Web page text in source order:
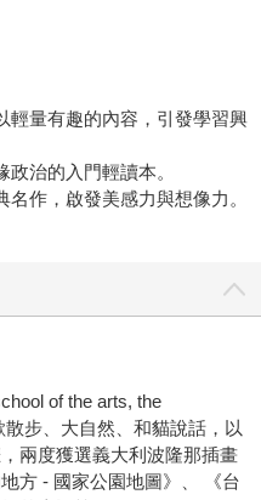
輕量有趣的內容，引發學習興
治的入門輕讀本。
作，啟發美感力與想像力。
of the arts, the
步、大自然、和貓說話，以
兩度獲選義大利波隆那插畫
方 - 國家公園地圖》、 《台